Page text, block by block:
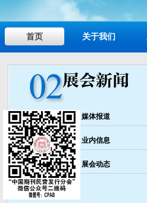
首页 关于我们
媒体报道
业内信息
展会动态